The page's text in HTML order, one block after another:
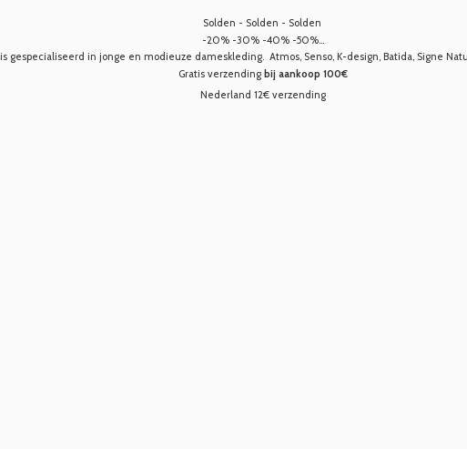
Solden - Solden - Solden
-20% -30% -40% -50%...
is gespecialiseerd in jonge en modieuze dameskleding. Atmos, Senso, K-design, Batida, Signe
Gratis verzending bij aankoop 100€
Nederland 12€ verzending